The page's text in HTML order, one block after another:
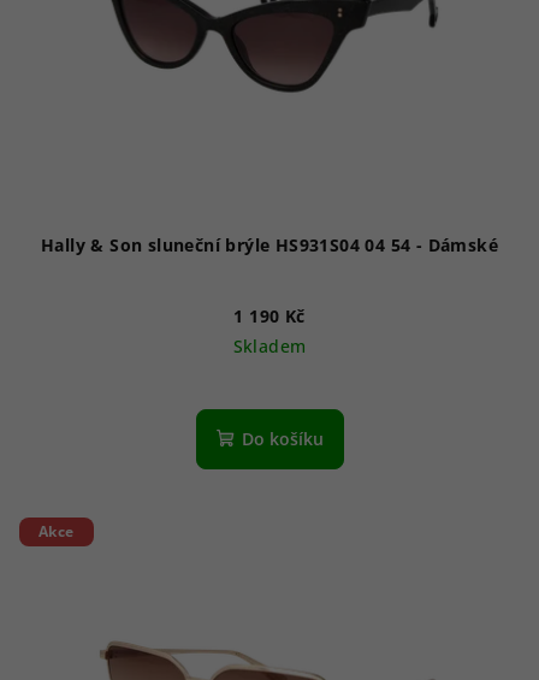
Hally & Son sluneční brýle HS931S04 04 54 - Dámské
1 190 Kč
Skladem
Do košíku
Akce